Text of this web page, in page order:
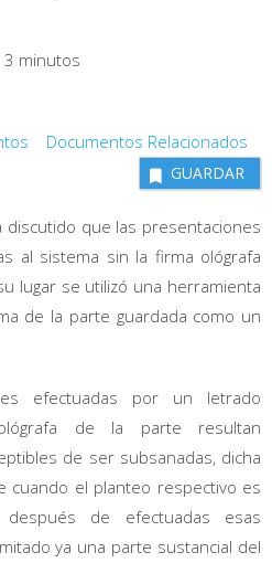
3 minutos
Documentos Relacionados
GUARDAR
discutido que las presentaciones
al sistema sin la firma ológrafa
lugar se utilizó una herramienta
de la parte guardada como un
efectuadas por un letrado
de la parte resultan
de ser subsanadas, dicha
cuando el planteo respectivo es
de efectuadas esas
ya una parte sustancial del